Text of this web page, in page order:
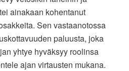
ainakaan kohentanut
Sen vastaanotossa
paluusta, joka
yhtye hyväksyy roolinsa
ajan virtausten mukana.